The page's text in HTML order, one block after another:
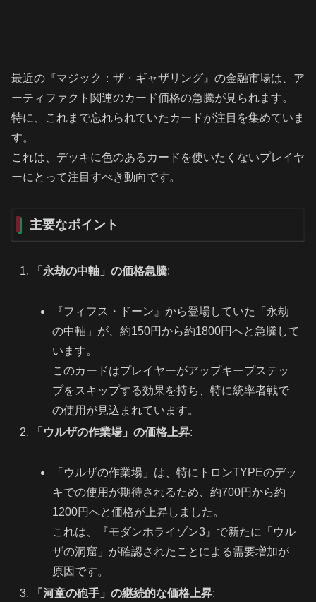
最近の『マジック：ザ・ギャザリング』の金融市場は、ア
ーティファクト関連のカード価格の急騰が見られます。
特に、これまで忘れられていたカードが注目を集めていま
す。
これは、デッキに色のあるカードを使いたくないプレイヤ
ーにとって注目すべき動向です。
主要なポイント
「永劫の中軸」の価格急騰:
『フィフス・ドーン』から登場していた「永劫
の中軸」が、約150円から約1800円へと急騰して
います。
このカードはプレイヤーがアップキープステッ
プをスキップする効果を持ち、特に統率者戦で
の使用が見込まれています。
「ウルザの作業場」の価格上昇:
「ウルザの作業場」は、特にトロンTYPEのデッ
キでの使用が期待されるため、約700円から約
1200円へと価格が上昇しました。
これは、『モダンホライゾン3』で新たに「ウル
ザの洞窟」が確認されたことによる需要増加が
原因です。
「河童の砲手」の継続的な価格上昇: